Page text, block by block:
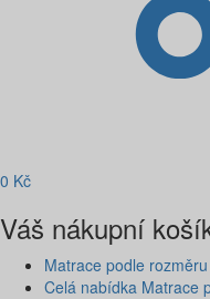
0 Kč
Váš nákupní
Matrace podle rozměru
Celá nabídka Matrace